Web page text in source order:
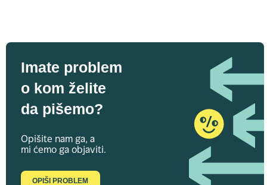
Imate problem
o kom želite
da pišemo?
Opišite nam ga, a
mi ćemo ga objaviti.
OPIŠI PROBLEM